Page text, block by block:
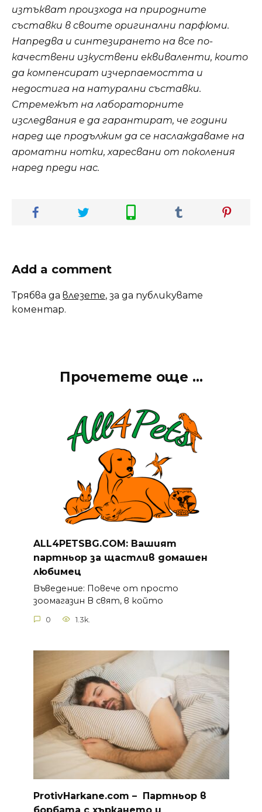
изтъкват произхода на природните
съставки в своите оригинални парфюми.
Напредва и синтезирането на все по-
качествени изкуствени еквиваленти, които
да компенсират изчерпаемостта и
недостига на натурални съставки.
Стремежът на лабораторните
изследвания е да гарантират, че години
наред ще продължим да се наслаждаваме на
ароматни нотки, харесвани от поколения
наред преди нас.
Add a comment
Трябва да влезете, за да публикувате
коментар.
Прочетете още ...
ALL4PETSBG.COM: Вашият
партньор за щастлив домашен
любимец
Въведение: Повече от просто
зоомагазин В свят, в който
0 1.3k.
ProtivHarkane.com – Партньор в
борбата с хъркането и